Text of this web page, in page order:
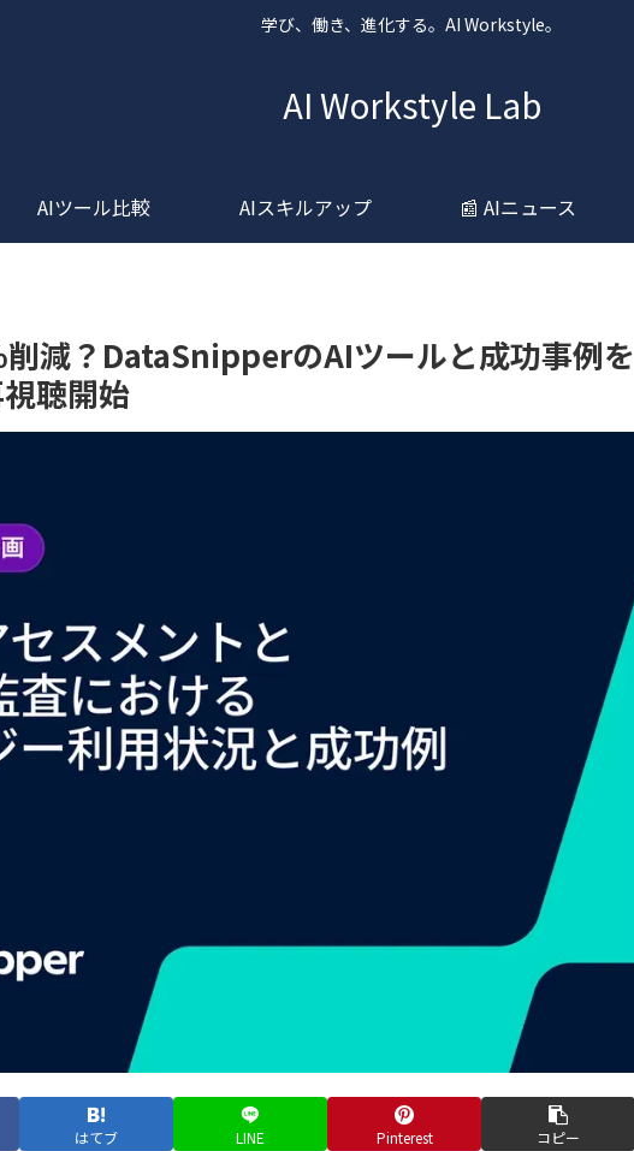
学び、働き、進化する。AI Workstyle。
AI Workstyle Lab
AIツール比較 AIスキルアップ 📰 AIニュース
減？DataSnipperのAIツールと成功事例を
聴開始
はてブ LINE Pinterest コピー